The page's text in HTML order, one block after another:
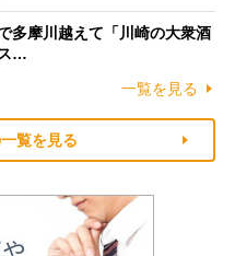
多摩川越えて「川崎の大衆酒
…
一覧を見る
覧を見る